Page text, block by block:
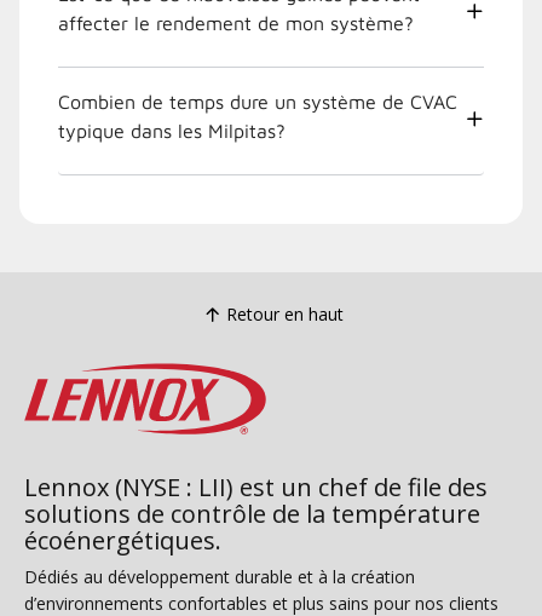
affecter le rendement de mon système?
Combien de temps dure un système de CVAC
typique dans les Milpitas?
Retour en haut
Lennox (NYSE : LII) est un chef de file des
solutions de contrôle de la température
écoénergétiques.
Dédiés au développement durable et à la création
d’environnements confortables et plus sains pour nos clients